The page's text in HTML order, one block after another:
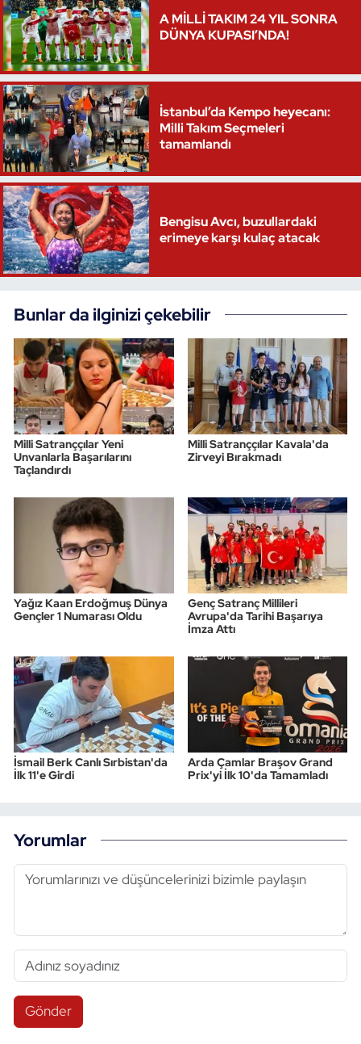
A MİLLİ TAKIM 24 YIL SONRA
DÜNYA KUPASI’NDA!
İstanbul’da Kempo heyecanı:
Milli Takım Seçmeleri
tamamlandı
Bengisu Avcı, buzullardaki
erimeye karşı kulaç atacak
Bunlar da ilginizi çekebilir
Milli Satranççılar Yeni
Unvanlarla Başarılarını
Taçlandırdı
Milli Satranççılar Kavala'da
Zirveyi Bırakmadı
Yağız Kaan Erdoğmuş Dünya
Gençler 1 Numarası Oldu
Genç Satranç Millileri
Avrupa'da Tarihi Başarıya
İmza Attı
İsmail Berk Canlı Sırbistan'da
İlk 11'e Girdi
Arda Çamlar Braşov Grand
Prix'yi İlk 10'da Tamamladı
Yorumlar
Gönder